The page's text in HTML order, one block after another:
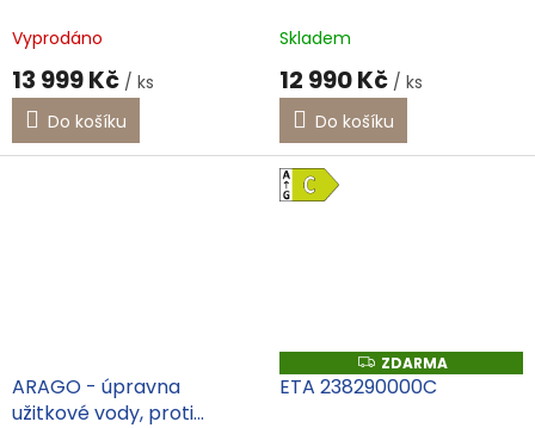
Vyprodáno
13 999 Kč / ks
Do košíku
Skladem
12 990 Kč / ks
Do košíku
ARAGO - úpravna
užitkové vody, proti
Z
D
A
ZDARMA
ETA 238290000C